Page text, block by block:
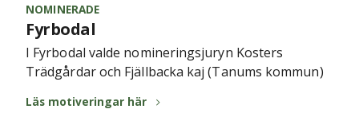
NOMINERADE
Fyrbodal
I Fyrbodal valde nomineringsjuryn Kosters
Trädgårdar och Fjällbacka kaj (Tanums kommun)
Läs motiveringar här